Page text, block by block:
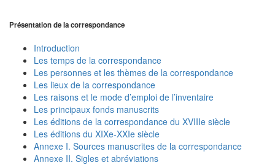
Présentation de la correspondance
Introduction
Les temps de la correspondance
Les personnes et les thèmes de la correspondance
Les lieux de la correspondance
Les raisons et le mode d’emploi de l’inventaire
Les principaux fonds manuscrits
Les éditions de la correspondance du XVIIIe siècle
Les éditions du XIXe-XXIe siècle
Annexe I. Sources manuscrites de la correspondance
Annexe II. Sigles et abréviations